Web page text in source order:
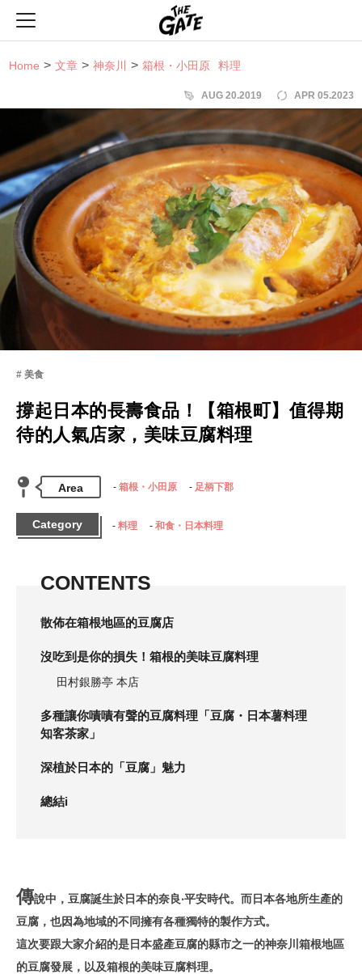
Home 文章 神奈川 箱根・小田原 料理
AUG 20.2019 APR 05.2023
美食
撐起日本的長壽食品！【箱根町】值得期
待的人氣店家，美味豆腐料理
Area 箱根・小田原 足柄下郡
Category 料理 和食・日本料理
CONTENTS
散佈在箱根地區的豆腐店
沒吃到是你的損失！箱根的美味豆腐料理
田村銀勝亭 本店
多種讓你嘖嘖有聲的豆腐料理「豆腐・日本薯料理
知客茶家」
深植於日本的「豆腐」魅力
總結i
傳說中，豆腐誕生於日本的奈良‧平安時代。而日本各地所生產的
豆腐，也因為地域的不同擁有各種獨特的製作方式。
這次要跟大家介紹的是日本盛產豆腐的縣市之一的神奈川箱根地區
的豆腐發展，以及箱根的美味豆腐料理。